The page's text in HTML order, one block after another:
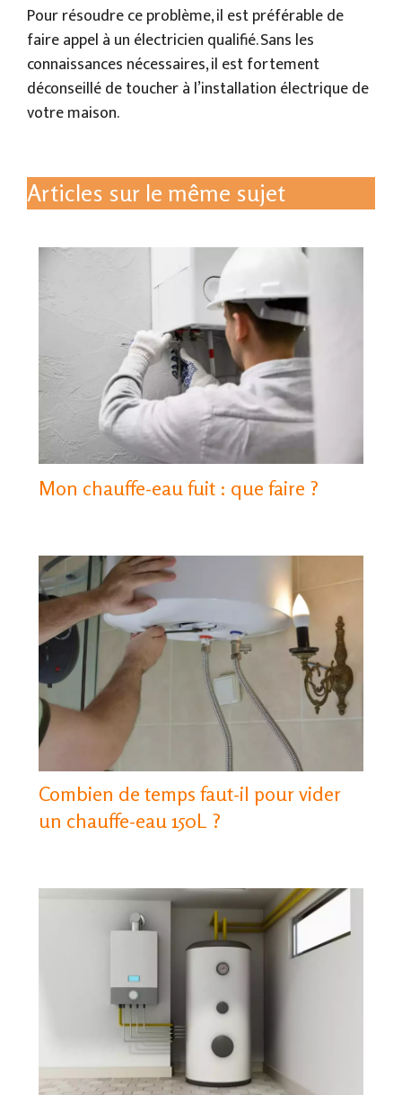
Pour résoudre ce problème, il est préférable de
faire appel à un électricien qualifié. Sans les
connaissances nécessaires, il est fortement
déconseillé de toucher à l’installation électrique de
votre maison.
Articles sur le même sujet
Mon chauffe-eau fuit : que faire ?
Combien de temps faut-il pour vider
un chauffe-eau 150L ?